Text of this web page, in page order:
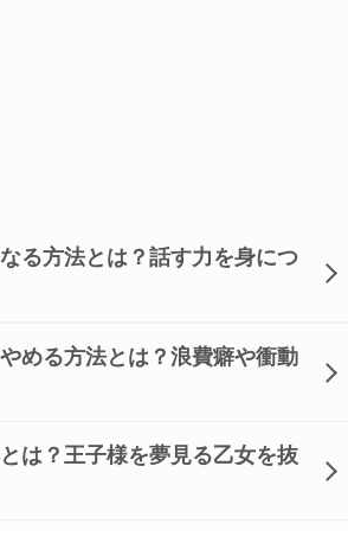
る方法とは？話す力を身につ
める方法とは？浪費癖や衝動
は？王子様を夢見る乙女を抜